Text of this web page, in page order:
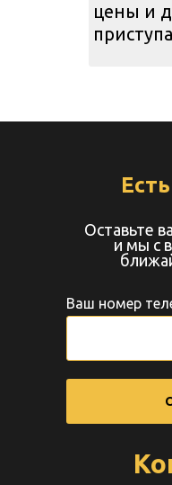
цены и
Ваш номер
Оставьте
и мы с